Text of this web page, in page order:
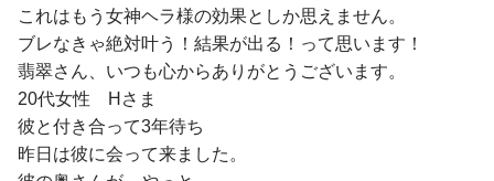
これはもう女神ヘラ様の効果としか思えません。
ブレなきゃ絶対叶う！結果が出る！って思います！
翡翠さん、いつも心からありがとうございます。
20代女性 Hさま
彼と付き合って3年待ち
昨日は彼に会って来ました。